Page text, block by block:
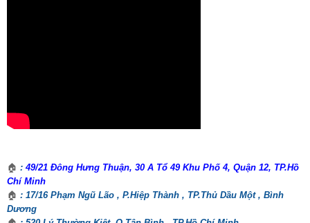
🏠 : 49/21 Đông Hưng Thuận, 30 A Tổ 49 Khu Phố 4, Quận 12, TP.Hồ
Chí Minh
🏠 : 17/16 Phạm Ngũ Lão , P.Hiệp Thành , TP.Thủ Dầu Một , Bình
Dương